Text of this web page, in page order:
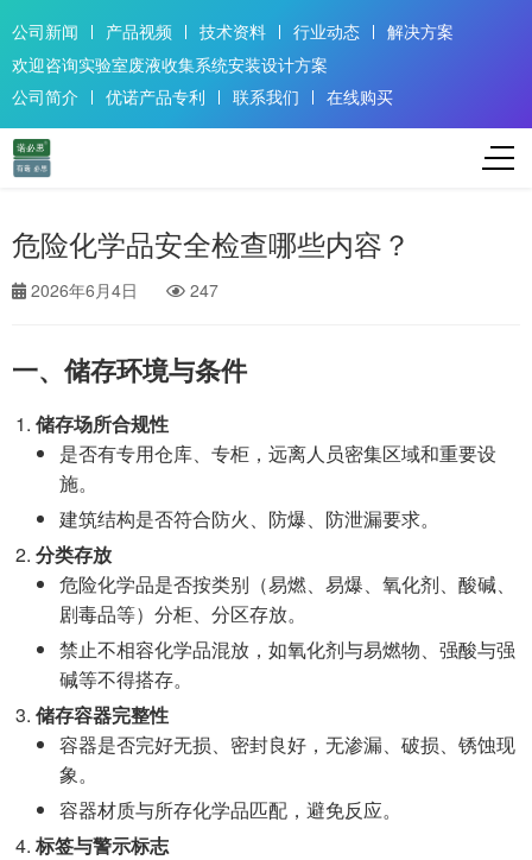
公司新闻 产品视频 技术资料 行业动态
解决方案
欢迎咨询实验室废液收集系统安装设计方案
公司简介
优诺产品专利 联系我们 在线购买
危险化学品安全检查哪些内容？
2026年6月4日 247
一、储存环境与条件
储存场所合规性
是否有专用仓库、专柜，远离人员密集区域和重要设
施。
建筑结构是否符合防火、防爆、防泄漏要求。
分类存放
危险化学品是否按类别（易燃、易爆、氧化剂、酸碱、
剧毒品等）分柜、分区存放。
禁止不相容化学品混放，如氧化剂与易燃物、强酸与强
碱等不得搭存。
储存容器完整性
容器是否完好无损、密封良好，无渗漏、破损、锈蚀现
象。
容器材质与所存化学品匹配，避免反应。
标签与警示标志